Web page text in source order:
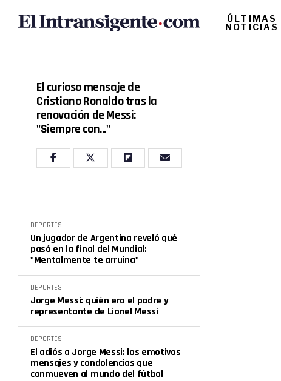
ÚLTIMAS
NOTICIAS
El curioso mensaje de
Cristiano Ronaldo tras la
renovación de Messi:
"Siempre con..."
DEPORTES
Un jugador de Argentina reveló qué
pasó en la final del Mundial:
"Mentalmente te arruina"
DEPORTES
Jorge Messi: quién era el padre y
representante de Lionel Messi
DEPORTES
El adiós a Jorge Messi: los emotivos
mensajes y condolencias que
conmueven al mundo del fútbol